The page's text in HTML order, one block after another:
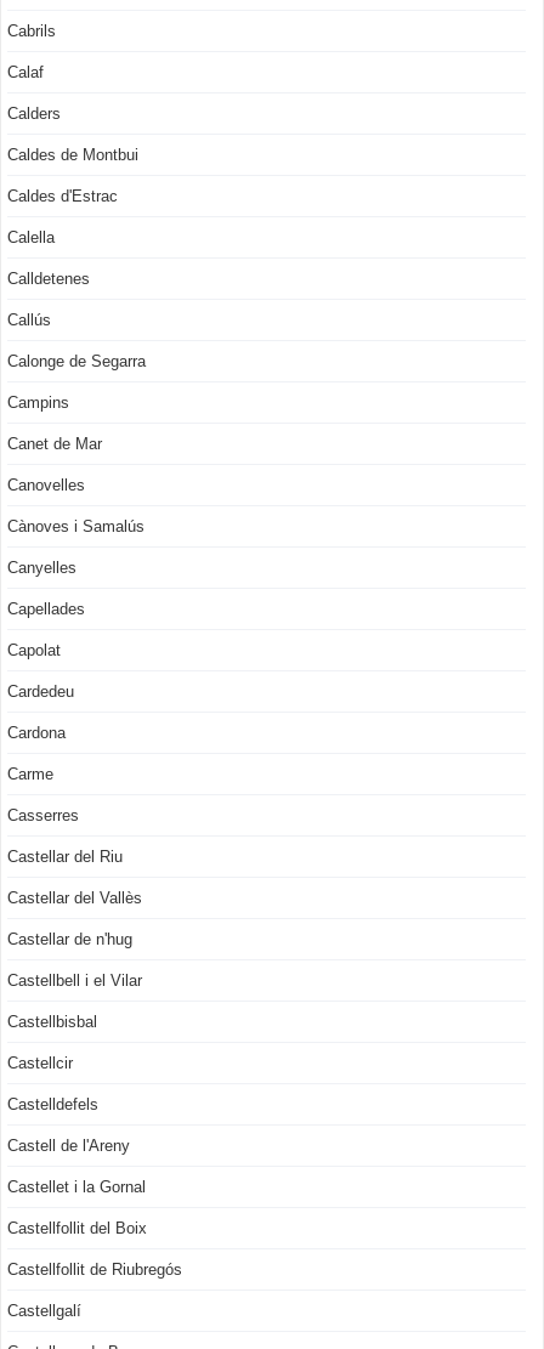
Cabrils
Calaf
Calders
Caldes de Montbui
Caldes d'Estrac
Calella
Calldetenes
Callús
Calonge de Segarra
Campins
Canet de Mar
Canovelles
Cànoves i Samalús
Canyelles
Capellades
Capolat
Cardedeu
Cardona
Carme
Casserres
Castellar del Riu
Castellar del Vallès
Castellar de n'hug
Castellbell i el Vilar
Castellbisbal
Castellcir
Castelldefels
Castell de l'Areny
Castellet i la Gornal
Castellfollit del Boix
Castellfollit de Riubregós
Castellgalí